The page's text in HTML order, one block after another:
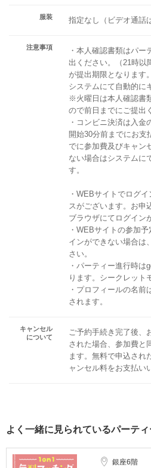
服装 指定なし（ビデオ通話
注意事項
・本人確認書類はパー
出ください。（21時以
が提出期限となります
システムにて自動的に
※火曜日は本人確認書
ので前日までにご提出
・コンビニ決済は入金
開始30分前までにお支
でに参加費及びキャン
ない場合はシステムに
す。
・WEBサイトでログ
スがございます。お申
ブラウザにてログイン
・WEBサイトの参加
インができない場合は
さい。
・パーティー進行時は
ります。シークレット
・プロフィールの名
されます。
キャンセル
について
ご予約手続き完了後、
された場合、参加費と
ます。無料で申込され
ャンセル料をお支払い
よく一緒に見られているパーティ
銀座6階